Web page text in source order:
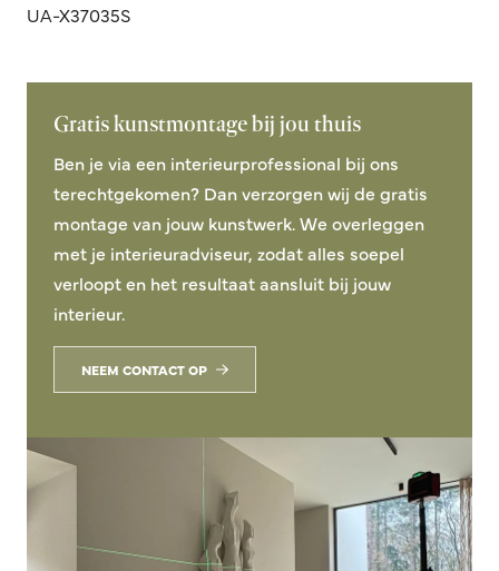
UA-X37035S
Gratis kunstmontage bij jou thuis
Ben je via een interieurprofessional bij ons
terechtgekomen? Dan verzorgen wij de gratis
montage van jouw kunstwerk. We overleggen
met je interieuradviseur, zodat alles soepel
verloopt en het resultaat aansluit bij jouw
interieur.
NEEM CONTACT OP